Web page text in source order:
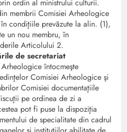
ordin al ministrului culturii.
membrii Comisiei Arheologice
condiţiile prevăzute la alin. (1),
un nou membru, în
Articolului 2.
de secretariat
întocmeşte
Comisiei Arheologice şi
Comisiei documentaţiile
pe ordinea de zi a
pot fi puse la dispoziţia
de specialitate din cadrul